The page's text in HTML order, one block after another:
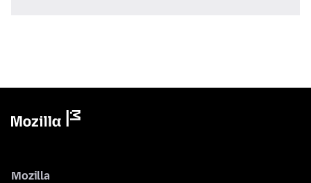
Mozilla